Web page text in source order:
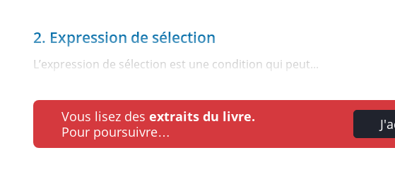
2. Expression de sélection
L’expression de sélection est une condition qui peut...
Vous lisez des extraits du livre.
Pour poursuivre…